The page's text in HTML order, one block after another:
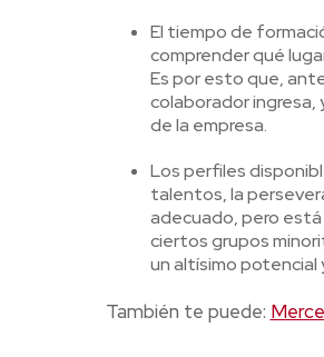
El tiempo de
comprender qué
Es por esto que,
colaborador
de la empresa.
Los perfiles
talentos, la
adecuado, pero está
ciertos grupos
un altísimo potencial
También te puede: